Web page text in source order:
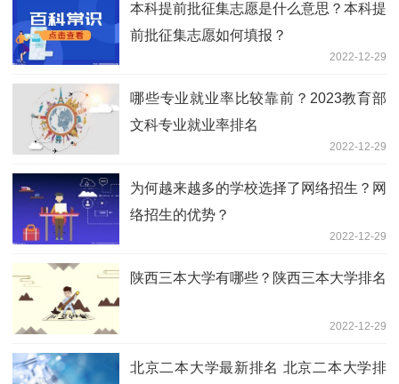
本科提前批征集志愿是什么意思？本科提
前批征集志愿如何填报？
2022-12-29
哪些专业就业率比较靠前？2023教育部
文科专业就业率排名
2022-12-29
为何越来越多的学校选择了网络招生？网
络招生的优势？
2022-12-29
陕西三本大学有哪些？陕西三本大学排名
2022-12-29
北京二本大学最新排名 北京二本大学排